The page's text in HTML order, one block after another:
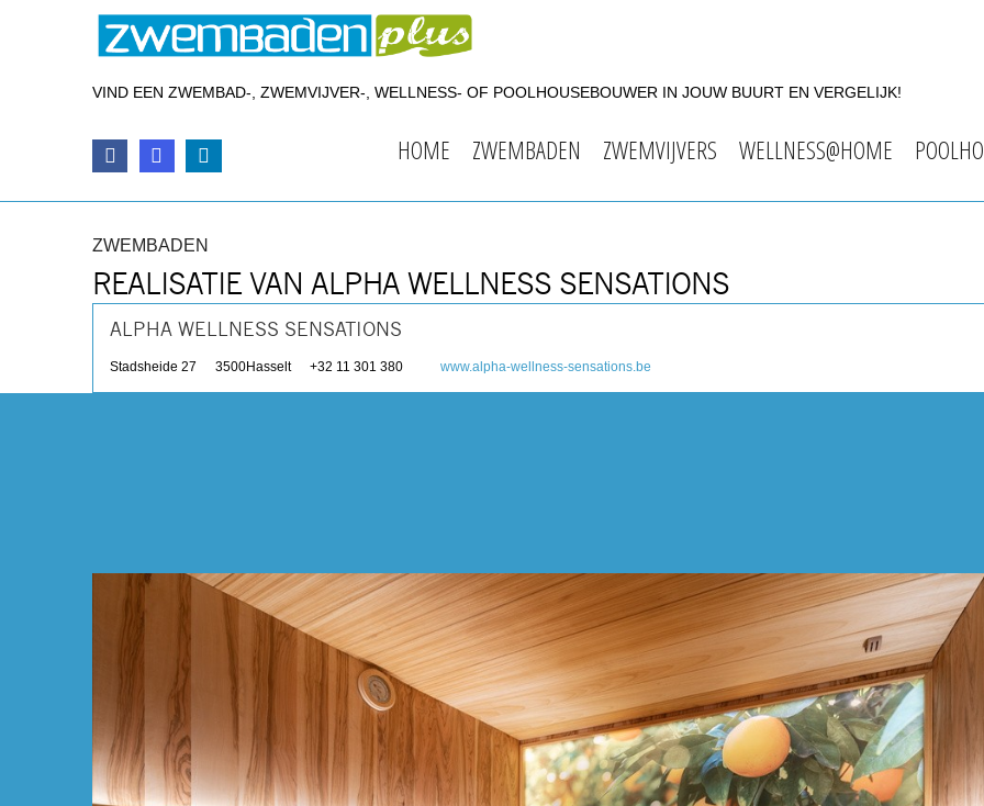
VIND EEN ZWEMBAD-, ZWEMVIJVER-, WELLNESS- OF POOLHOUSEBOUWER IN JOUW BUURT EN VERGELIJK!
HOME ZWEMBADEN ZWEMVIJVERS WELLNESS@HOME
ZWEMBADEN
REALISATIE VAN ALPHA WELLNESS SENSATIONS
ALPHA WELLNESS SENSATIONS
Stadsheide 27 3500Hasselt +32 11 301 380 www.alpha-wellness-sensations.be